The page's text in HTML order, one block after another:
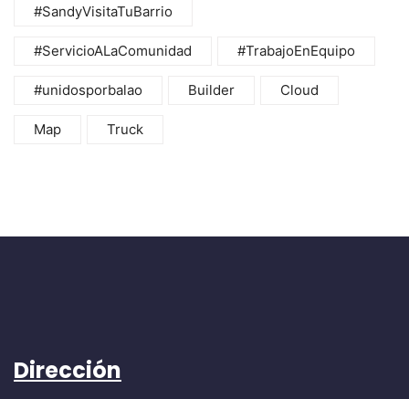
#SandyVisitaTuBarrio
#ServicioALaComunidad #TrabajoEnEquipo
#unidosporbalao Builder Cloud
Map Truck
Dirección